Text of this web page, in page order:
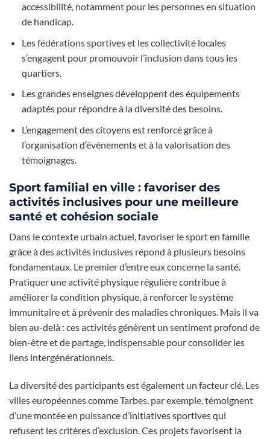
accessibilité, notamment pour les personnes en situation
de handicap.
Les fédérations sportives et les collectivité locales
s’engagent pour promouvoir l’inclusion dans tous les
quartiers.
Les grandes enseignes développent des équipements
adaptés pour répondre à la diversité des besoins.
L’engagement des citoyens est renforcé grâce à
l’organisation d’événements et à la valorisation des
témoignages.
Sport familial en ville : favoriser des
activités inclusives pour une meilleure
santé et cohésion sociale
Dans le contexte urbain actuel, favoriser le sport en famille
grâce à des activités inclusives répond à plusieurs besoins
fondamentaux. Le premier d’entre eux concerne la santé.
Pratiquer une activité physique régulière contribue à
améliorer la condition physique, à renforcer le système
immunitaire et à prévenir des maladies chroniques. Mais il va
bien au-delà : ces activités génèrent un sentiment profond de
bien-être et de partage, indispensable pour consolider les
liens intergénérationnels.
La diversité des participants est également un facteur clé. Les
villes européennes comme Tarbes, par exemple, témoignent
d’une montée en puissance d’initiatives sportives qui
refusent les critères d’exclusion. Ces projets favorisent la